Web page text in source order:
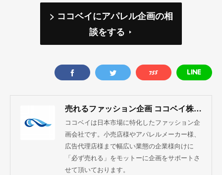
> ココベイにアパレル企画の相
談をする
売れるファッション企画 ココベイ株式会社
ココベイは日本市場に特化したファッション企
画会社です。小売店様やアパレルメーカー様、
広告代理店様まで幅広い業態の企業様向けに
「必ず売れる」をモットーに企画をサポートさ
せて頂いております。